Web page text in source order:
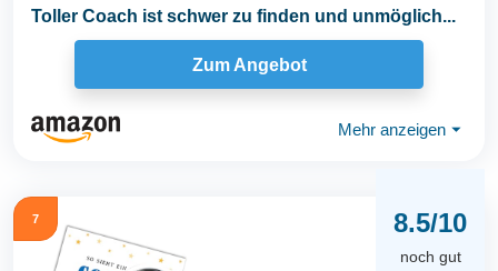
Toller Coach ist schwer zu finden und unmöglich...
Zum Angebot
Mehr anzeigen ⏷
7 8.5/10
noch gut